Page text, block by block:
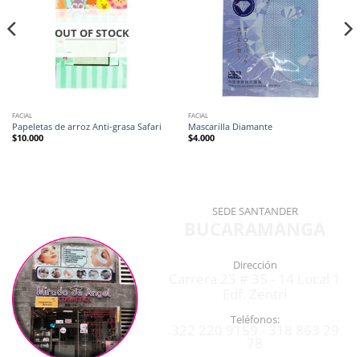
OUT OF STOCK
FACIAL
Papeletas de arroz Anti-grasa Safari
$10.000
FACIAL
Mascarilla Diamante
$4.000
SEDE SANTANDER
Dirección
Teléfonos: